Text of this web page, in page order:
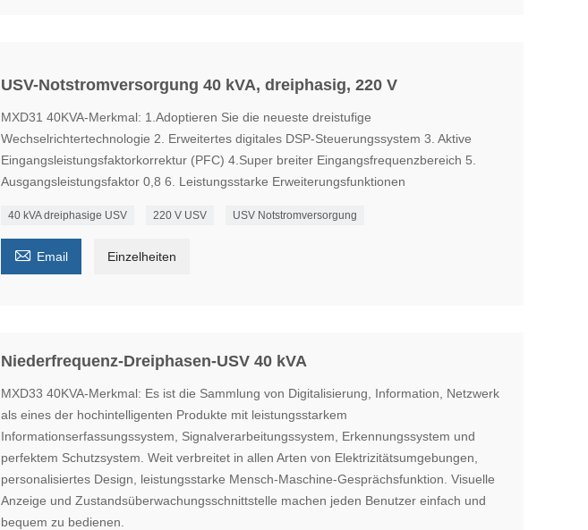
USV-Notstromversorgung 40 kVA, dreiphasig, 220 V
MXD31 40KVA-Merkmal: 1.Adoptieren Sie die neueste dreistufige
Wechselrichtertechnologie 2. Erweitertes digitales DSP-Steuerungssystem 3. Aktive
Eingangsleistungsfaktorkorrektur (PFC) 4.Super breiter Eingangsfrequenzbereich 5.
Ausgangsleistungsfaktor 0,8 6. Leistungsstarke Erweiterungsfunktionen
40 kVA dreiphasige USV 220 V USV USV Notstromversorgung
 Email Einzelheiten
Niederfrequenz-Dreiphasen-USV 40 kVA
MXD33 40KVA-Merkmal: Es ist die Sammlung von Digitalisierung, Information, Netzwerk
als eines der hochintelligenten Produkte mit leistungsstarkem
Informationserfassungssystem, Signalverarbeitungssystem, Erkennungssystem und
perfektem Schutzsystem. Weit verbreitet in allen Arten von Elektrizitätsumgebungen,
personalisiertes Design, leistungsstarke Mensch-Maschine-Gesprächsfunktion. Visuelle
Anzeige und Zustandsüberwachungsschnittstelle machen jeden Benutzer einfach und
bequem zu bedienen.